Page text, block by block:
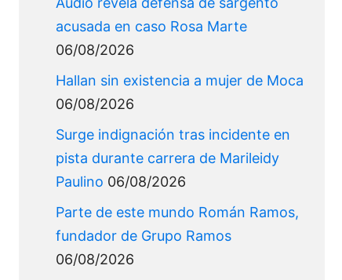
acusada en caso Rosa Marte
06/08/2026
Hallan sin existencia a mujer de Moca
06/08/2026
Surge indignación tras incidente en
pista durante carrera de Marileidy
Paulino 06/08/2026
Parte de este mundo Román Ramos,
fundador de Grupo Ramos
06/08/2026